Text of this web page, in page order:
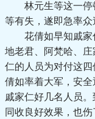
林元生等这一停
等有失，遂即急率众
花倩如早知戚家
地老君、阿梵哈、
仁的人员为对付这
倩如率着大军，安
戚家仁好几名人员
同收良好效果，也